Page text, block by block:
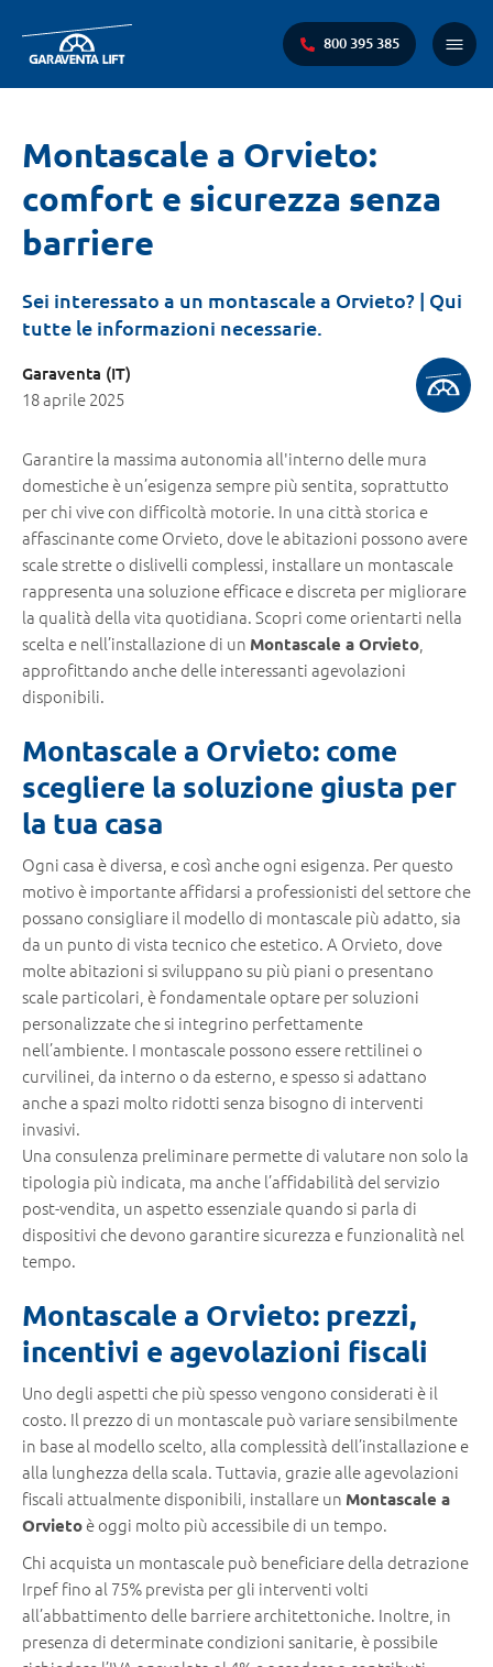
800 395 385
Menu
Ti
trovi
qui:
Montascale a Orvieto:
comfort e sicurezza senza
barriere
Sei interessato a un montascale a Orvieto? | Qui
tutte le informazioni necessarie.
Garaventa (IT)
18 aprile 2025
Garantire la massima autonomia all'interno delle mura
domestiche è un’esigenza sempre più sentita, soprattutto
per chi vive con difficoltà motorie. In una città storica e
affascinante come Orvieto, dove le abitazioni possono avere
scale strette o dislivelli complessi, installare un montascale
rappresenta una soluzione efficace e discreta per migliorare
la qualità della vita quotidiana. Scopri come orientarti nella
scelta e nell’installazione di un Montascale a Orvieto
approfittando anche delle interessanti agevolazioni
disponibili.
Montascale a Orvieto: come
scegliere la soluzione giusta per
la tua casa
Ogni casa è diversa, e così anche ogni esigenza. Per questo
motivo è importante affidarsi a professionisti del settore che
possano consigliare il modello di montascale più adatto, sia
da un punto di vista tecnico che estetico. A Orvieto, dove
molte abitazioni si sviluppano su più piani o presentano
scale particolari, è fondamentale optare per soluzioni
personalizzate che si integrino perfettamente
nell’ambiente. I montascale possono essere rettilinei o
curvilinei, da interno o da esterno, e spesso si adattano
anche a spazi molto ridotti senza bisogno di interventi
invasivi.
Una consulenza preliminare permette di valutare non solo la
tipologia più indicata, ma anche l’affidabilità del servizio
post-vendita, un aspetto essenziale quando si parla di
dispositivi che devono garantire sicurezza e funzionalità nel
tempo.
Montascale a Orvieto: prezzi,
incentivi e agevolazioni fiscali
Uno degli aspetti che più spesso vengono considerati è il
costo. Il prezzo di un montascale può variare sensibilmente
in base al modello scelto, alla complessità dell’installazione e
alla lunghezza della scala. Tuttavia, grazie alle agevolazioni
fiscali attualmente disponibili, installare un Montascale a
Orvietoè oggi molto più accessibile di un tempo.
Chi acquista un montascale può beneficiare della detrazione
Irpef fino al 75% prevista per gli interventi volti
all’abbattimento delle barriere architettoniche. Inoltre, in
presenza di determinate condizioni sanitarie, è possibile